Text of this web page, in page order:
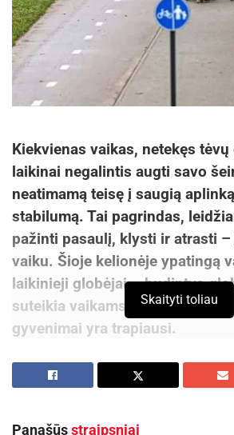
Kiekvienas vaikas, netekęs
laikinai negalintis augti savo
neatimamą teisę į saugią
stabilumą. Tai pagrindas,
pažinti pasaulį, klysti ir atrasti
vaiku. Šioje kelionėje ypatingą
laikinieji globėjai – budintys
suteikia vaikams namus
gyvenimai yra trapiausi.
2024 m. liepos 1 d. Lietuvos
pradėjus veikti nuolatinio
Skaityti toliau
Panašūsstraipsniai